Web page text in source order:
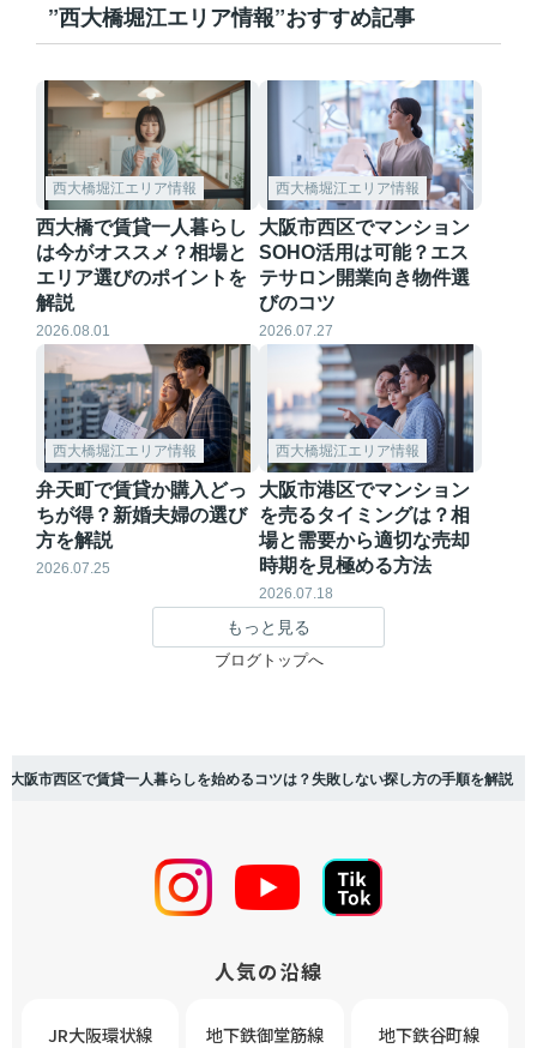
”西大橋堀江エリア情報”おすすめ記事
西大橋堀江エリア情報
西大橋で賃貸一人暮らし
は今がオススメ？相場と
エリア選びのポイントを
解説
2026.08.01
西大橋堀江エリア情報
大阪市西区でマンション
SOHO活用は可能？エス
テサロン開業向き物件選
びのコツ
2026.07.27
西大橋堀江エリア情報
弁天町で賃貸か購入どっ
ちが得？新婚夫婦の選び
方を解説
2026.07.25
西大橋堀江エリア情報
大阪市港区でマンション
を売るタイミングは？相
場と需要から適切な売却
時期を見極める方法
2026.07.18
もっと見る
ブログトップへ
大阪市西区で賃貸一人暮らしを始めるコツは？失敗しない探し方の手順を解説
人気の沿線
JR大阪環状線 地下鉄御堂筋線 地下鉄谷町線